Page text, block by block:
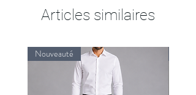
Articles similaires
Nouveauté